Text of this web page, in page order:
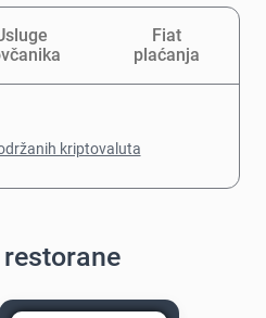
Fiat
plaćanja
kriptovaluta